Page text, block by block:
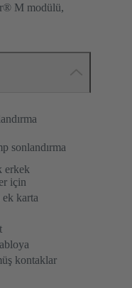
M modülü,
sonlandırma
erkek
için
karta
kontaklar